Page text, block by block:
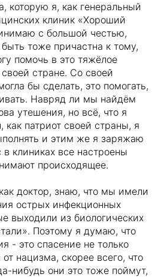
которую я, как генеральный
клиник «Хороший
с большой честью,
тоже причастна к тому,
помочь в это тяжёлое
стране. Со своей
бы сделать, это помогать,
Навряд ли мы найдём
утешения, но всё, что я
как патриот своей страны, я
и этим же я заряжаю
клиниках все настроены
происходящее.
доктор, знаю, что мы имели
острых инфекционных
выходили из биологических
Поэтому я думаю, что
- это спасение не только
нацизма, скорее всего, что
нибудь они это тоже поймут,